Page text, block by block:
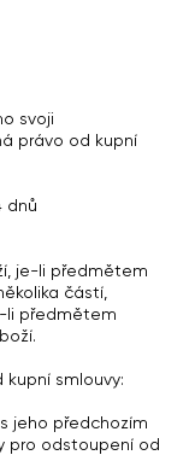
svoji
právo od kupní
dnů
je-li předmětem
částí,
li předmětem
smlouvy:
jeho předchozím
pro odstoupení od